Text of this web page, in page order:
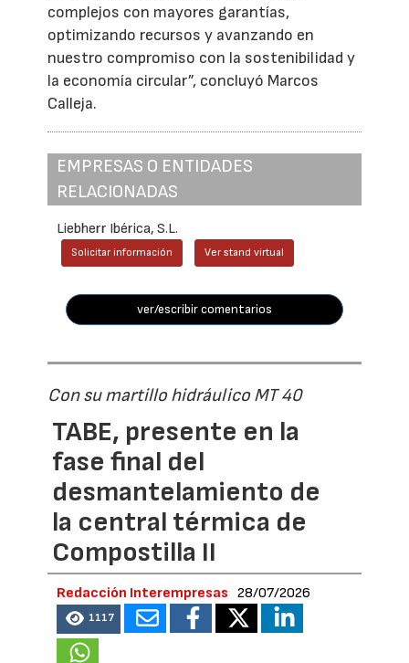
complejos con mayores garantías,
optimizando recursos y avanzando en
nuestro compromiso con la sostenibilidad y
la economía circular”, concluyó Marcos
Calleja.
EMPRESAS O ENTIDADES
RELACIONADAS
Liebherr Ibérica, S.L.
Solicitar información Ver stand virtual
ver/escribir comentarios
Con su martillo hidráulico MT 40
TABE, presente en la
fase final del
desmantelamiento de
la central térmica de
Compostilla II
Redacción Interempresas 28/07/2026
1117